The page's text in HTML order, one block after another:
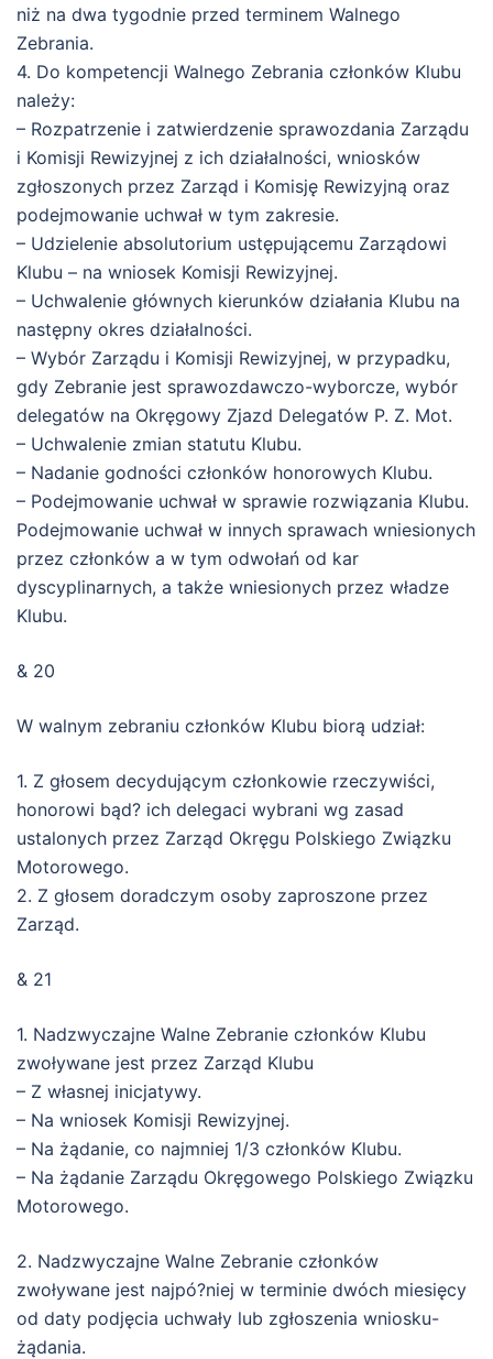
niż na dwa tygodnie przed terminem Walnego
Zebrania.
4. Do kompetencji Walnego Zebrania członków Klubu
należy:
– Rozpatrzenie i zatwierdzenie sprawozdania Zarządu
i Komisji Rewizyjnej z ich działalności, wniosków
zgłoszonych przez Zarząd i Komisję Rewizyjną oraz
podejmowanie uchwał w tym zakresie.
– Udzielenie absolutorium ustępującemu Zarządowi
Klubu – na wniosek Komisji Rewizyjnej.
– Uchwalenie głównych kierunków działania Klubu na
następny okres działalności.
– Wybór Zarządu i Komisji Rewizyjnej, w przypadku,
gdy Zebranie jest sprawozdawczo-wyborcze, wybór
delegatów na Okręgowy Zjazd Delegatów P. Z. Mot.
– Uchwalenie zmian statutu Klubu.
– Nadanie godności członków honorowych Klubu.
– Podejmowanie uchwał w sprawie rozwiązania Klubu.
Podejmowanie uchwał w innych sprawach wniesionych
przez członków a w tym odwołań od kar
dyscyplinarnych, a także wniesionych przez władze
Klubu.
& 20
W walnym zebraniu członków Klubu biorą udział:
1. Z głosem decydującym członkowie rzeczywiści,
honorowi bąd? ich delegaci wybrani wg zasad
ustalonych przez Zarząd Okręgu Polskiego Związku
Motorowego.
2. Z głosem doradczym osoby zaproszone przez
Zarząd.
& 21
1. Nadzwyczajne Walne Zebranie członków Klubu
zwoływane jest przez Zarząd Klubu
– Z własnej inicjatywy.
– Na wniosek Komisji Rewizyjnej.
– Na żądanie, co najmniej 1/3 członków Klubu.
– Na żądanie Zarządu Okręgowego Polskiego Związku
Motorowego.
2. Nadzwyczajne Walne Zebranie członków
zwoływane jest najpó?niej w terminie dwóch miesięcy
od daty podjęcia uchwały lub zgłoszenia wniosku-
żądania.